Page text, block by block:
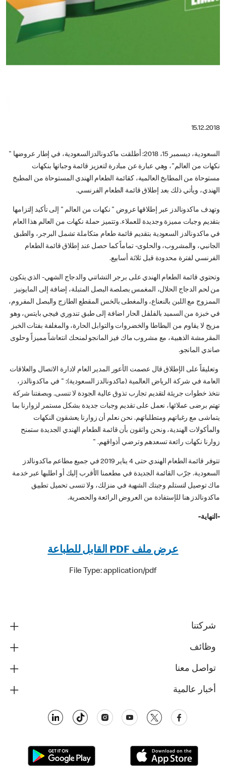
15.12.2018
السعودية، ديسمبر 15، 2018: أطلقت ماكدونالدزالسعودية، في إطار عروضها "
نكهات من العالم"، وهي عبارة عن مبادرة لتعزيز قائمة وجباتها بنكهات
مستوحاة من المطابخ العالمية، كقائمة الطعام الهندي المستوحاة من المطبخ
الهندي، ويأتي ذلك بعد إطلاق قائمة الطعام الفرنسي.
وتهدف ماكدونالدز عبر إطلاقها عروض " نكهات من العالم " إلى تأكيد إلتزامها
بتقديم وجبات مميزة وجديدة للعملاء. وتتميز حملة نكهات من العالم هذا العام
في ماكدونالدز السعودية بتقديم قائمة طعام متكاملة تشمل البرجر، والطبق
الجانبي، والمشروب، والحلوى- تماماً كما حصل عند إطلاق قائمة الطعام
الفرنسي لفترة محدودة قبل ثلاثة أسابيع.
وتحتوي قائمة الطعام الهندي على برجر التشاتني والدجاج الشهي- الذي يتكون
من لحم الدجاج الحلال، المغمس بصلصة البصل المتبلة، إضافة إلى المايونيز
الممزوج مع اللبن بالنعناع، والمغطى بالخس المقطع الطازج والبصل المفروم،
في خبزة من السميد بالفلفل الحار اضافة إلى طبق تندوري فيجي بايتس، وهو
مزيج لا يقاوم من البطاطا والخضروات والتوابل الحارة، والمغلفة بفتات الخبز
المقرمشة الذهبية، مع مشروب ماك فيز المانجو لمنحك انتعاشاً مميزاً وحلوى
صاندي المانجو.
وتعليقاً على الإطلاق قال عصمت الأعور المدير العام لادارة الاتصال والعلاقات
العامة في شركة الرياض العالمية (ماكدونالدز السعودية): " في ماكدونالدز،
نتخذ خطوات جريئة لتقديم تجارب تذوق عالية الجودة لا تنسى. وبصفتنا شركة
تهتم برضى عملائها، نعمل على تقديم وجبات جديدة بشكل مستمر لزوارنا بما
يتماشى مع رغباتهم ومتطلباتهم. نحن نعلم أن زوارنا يعشقون النكهات
والمأكولات الهندية، ونحن واثقون بأن قائمة الطعام الهندي الجديدة ستمنح
زوارنا نكهات رائعة تسعدهم وترضي أذواقهم. "
تتوفر قائمة الطعام الهندي حتى 4 يناير 2019 في جميع مطاعم ماكدونالدز
السعودية. جرّب القائمة الجديدة في مطعمنا الأقرب إليك أو اطلبها عبر خدمة
ماك توصيل لتستلم وجبتك الشهية في منزلك، ولا تنسى تحميل تطبيق
ماكدونالدز هنا للإستفادة من العروض الرائعة والحصرية.
-النهاية-
عرض ملف PDF القابل للطباعة
File Type: application/pdf
شركتنا
وظائف
تواصل معنا
أخبار عالمية